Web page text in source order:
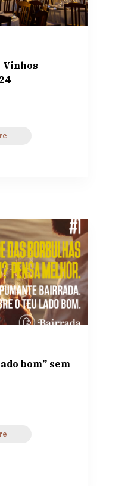
Vinhos
bom” sem